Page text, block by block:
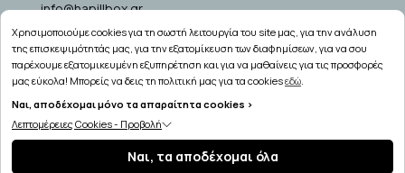
info@hapillbox.gr
Copyright © 2026
Χρησιμοποιούμε cookies για τη σωστή λειτουργία του site μας, για την ανάλυση
της επισκεψιμότητάς μας, για την εξατομίκευση των διαφημίσεων, για να σου
παρέχουμε εξατομικευμένη εξυπηρέτηση και για να μαθαίνεις για τις προσφορές
μας εύκολα! Μπορείς να δεις τη πολιτική μας για τα cookiesεδώ.
Ναι, αποδέχομαι μόνο τα απαραίτητα cookies >
Λεπτομέρειες Cookies - Προβολή
Ναι, τα αποδέχομαι όλα